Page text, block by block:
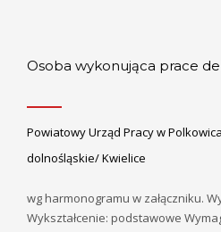
Osoba wykonująca prace
Powiatowy Urząd Pracy w
dolnośląskie/ Kwielice
wg harmonogramu w załączniku.
Wykształcenie: podstawowe